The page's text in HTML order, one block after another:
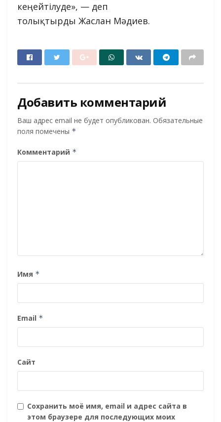
кеңейтілуде», — деп
толықтырды Жаслан Мәдиев.
Добавить комментарий
Ваш адрес email не будет опубликован. Обязательные
поля помечены *
Комментарий *
Имя *
Email *
Сайт
Сохранить моё имя, email и адрес сайта в
этом браузере для последующих моих